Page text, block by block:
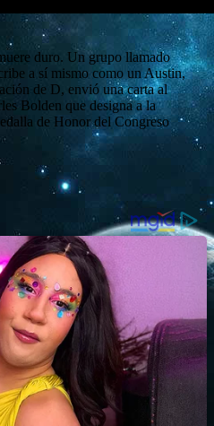
duro. Un grupo llamado
a sí mismo como un Austin,
de D, envió una carta al
Bolden que designa a la
de Honor del Congreso